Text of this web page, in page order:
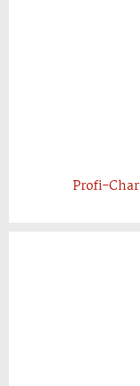
Profi-